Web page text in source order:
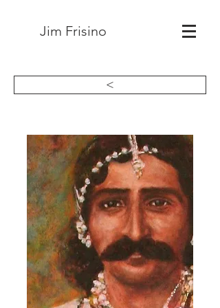
Jim Frisino
<